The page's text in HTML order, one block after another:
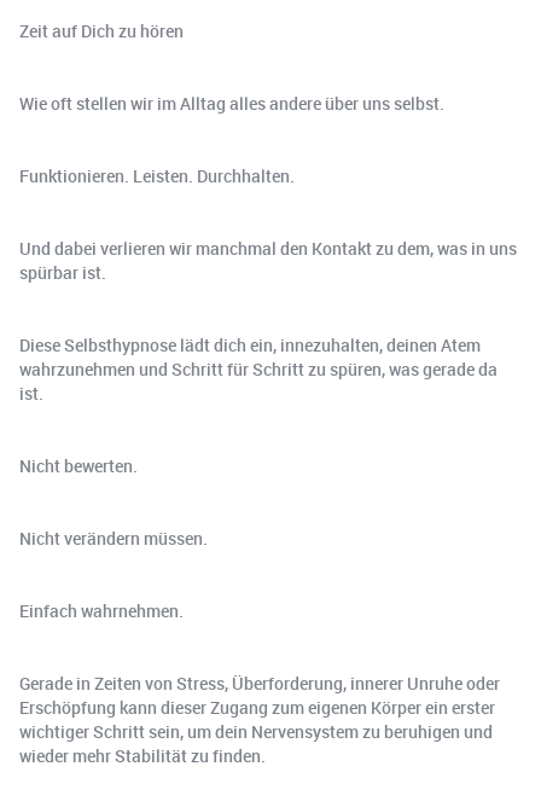
Zeit auf Dich zu hören
Wie oft stellen wir im Alltag alles andere über uns selbst.
Funktionieren. Leisten. Durchhalten.
Und dabei verlieren wir manchmal den Kontakt zu dem, was in uns
spürbar ist.
Diese Selbsthypnose lädt dich ein, innezuhalten, deinen Atem
wahrzunehmen und Schritt für Schritt zu spüren, was gerade da
ist.
Nicht bewerten.
Nicht verändern müssen.
Einfach wahrnehmen.
Gerade in Zeiten von Stress, Überforderung, innerer Unruhe oder
Erschöpfung kann dieser Zugang zum eigenen Körper ein erster
wichtiger Schritt sein, um dein Nervensystem zu beruhigen und
wieder mehr Stabilität zu finden.